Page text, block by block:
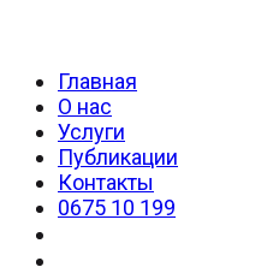
Главная
О нас
Услуги
Публикации
Контакты
0675 10 199